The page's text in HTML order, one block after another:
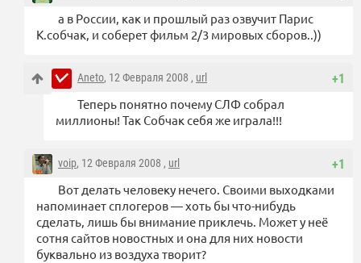
а в России, как и прошлый раз озвучит Парис
К.собчак, и соберет фильм 2/3 мировых сборов..))
+1
Aneto, 12 Февраля 2008 , url
Теперь понятно почему СЛФ собрал
миллионы! Так Собчак себя же играла!!!
+1
voip, 12 Февраля 2008 , url
Вот делать человеку нечего. Своими выходками
напоминает сплогеров — хоть бы что-нибудь
сделать, лишь бы внимание приклечь. Может у неё
сотня сайтов новостных и она для них новости
буквально из воздуха творит?